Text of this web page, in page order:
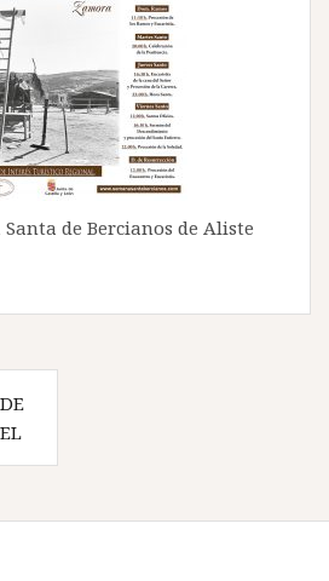
de Bercianos de Aliste